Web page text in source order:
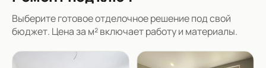
Выберите готовое отделочное решение под свой
бюджет. Цена за м² включает работу и материалы.